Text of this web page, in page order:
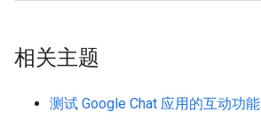
相关主题
测试 Google Chat 应用的互动功能